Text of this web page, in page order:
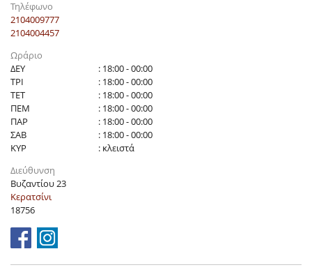
Τηλέφωνο
2104009777
2104004457
Ωράριο
ΔΕΥ
: 18:00 - 00:00
ΤΡΙ
: 18:00 - 00:00
ΤΕΤ
: 18:00 - 00:00
ΠΕΜ
: 18:00 - 00:00
ΠΑΡ
: 18:00 - 00:00
ΣΑΒ
: 18:00 - 00:00
ΚΥΡ
: κλειστά
Διεύθυνση
Βυζαντίου 23
Κερατσίνι
18756